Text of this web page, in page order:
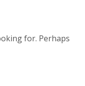
for. Perhaps